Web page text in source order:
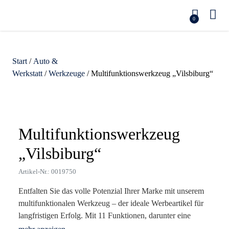
0
Start / Auto &
Werkstatt /Werkzeuge / Multifunktionswerkzeug „Vilsbiburg“
Multifunktionswerkzeug
„Vilsbiburg“
Artikel-Nr.: 0019750
Entfalten Sie das volle Potenzial Ihrer Marke mit unserem
multifunktionalen Werkzeug – der ideale Werbeartikel für
langfristigen Erfolg. Mit 11 Funktionen, darunter eine